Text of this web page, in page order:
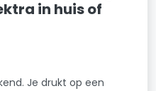
in huis of
Je drukt op een